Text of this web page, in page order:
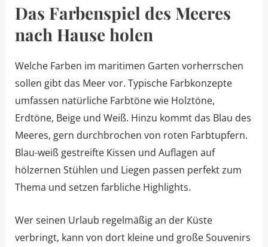
Das Farbenspiel des Meeres
nach Hause holen
Welche Farben im maritimen Garten vorherrschen
sollen gibt das Meer vor. Typische Farbkonzepte
umfassen natürliche Farbtöne wie Holztöne,
Erdtöne, Beige und Weiß. Hinzu kommt das Blau des
Meeres, gern durchbrochen von roten Farbtupfern.
Blau-weiß gestreifte Kissen und Auflagen auf
hölzernen Stühlen und Liegen passen perfekt zum
Thema und setzen farbliche Highlights.
Wer seinen Urlaub regelmäßig an der Küste
verbringt, kann von dort kleine und große Souvenirs